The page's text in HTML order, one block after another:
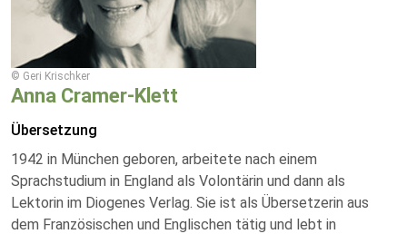
© Geri Krischker
Anna Cramer-Klett
Übersetzung
1942 in München geboren, arbeitete nach einem
Sprachstudium in England als Volontärin und dann als
Lektorin im Diogenes Verlag. Sie ist als Übersetzerin aus
dem Französischen und Englischen tätig und lebt in